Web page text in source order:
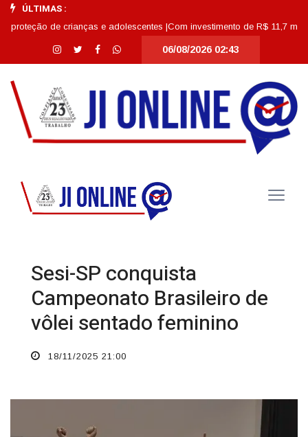
ÚLTIMAS :
de crianças e adolescentes |Com investimento de R$ 11,7 milhões,
06/08/2026 02:43
Sesi-SP conquista
Campeonato Brasileiro de
vôlei sentado feminino
18/11/2025 21:00